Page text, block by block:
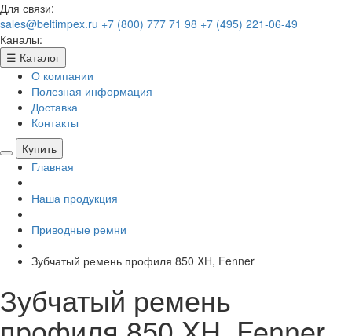
Для связи:
sales@beltimpex.ru +7 (800) 777 71 98 +7 (495) 221-06-49
Каналы:
☰ Каталог
О компании
Полезная информация
Доставка
Контакты
Купить
Главная
Наша продукция
Приводные ремни
Зубчатый ремень профиля 850 XH, Fenner
Зубчатый ремень